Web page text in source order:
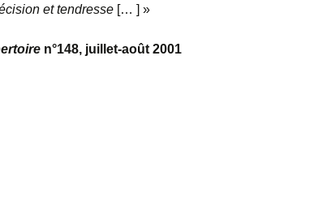
et tendresse [… ] »
n°148, juillet-août 2001